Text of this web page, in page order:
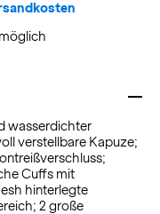
wasserdichter
verstellbare Kapuze;
Cuffs mit
hinterlegte
2 große